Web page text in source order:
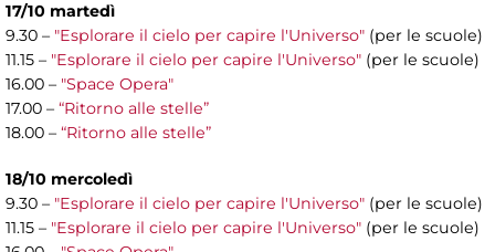
17/10 martedì
9.30 – "Esplorare il cielo per capire l'Universo" (per le scuole)
11.15 – "Esplorare il cielo per capire l'Universo" (per le scuole)
16.00 – "Space Opera"
17.00 – “Ritorno alle stelle”
18.00 – “Ritorno alle stelle”
18/10 mercoledì
9.30 – "Esplorare il cielo per capire l'Universo" (per le scuole)
11.15 – "Esplorare il cielo per capire l'Universo" (per le scuole)